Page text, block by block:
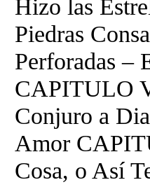
Hizo las
Piedras
Perforadas –
CAPITULO
Conjuro a
Amor
Cosa, o Así